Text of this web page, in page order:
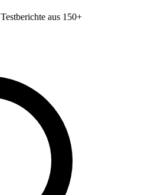
aus 150+